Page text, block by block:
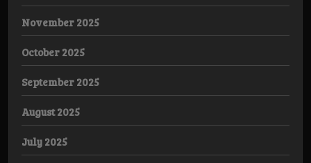
November 2025
October 2025
September 2025
August 2025
July 2025